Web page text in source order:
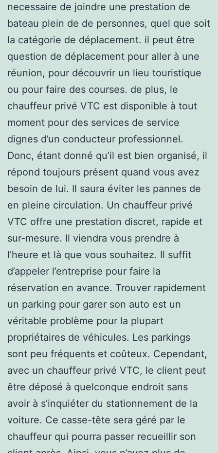
necessaire de joindre une prestation de
bateau plein de de personnes, quel que soit
la catégorie de déplacement. il peut être
question de déplacement pour aller à une
réunion, pour découvrir un lieu touristique
ou pour faire des courses. de plus, le
chauffeur privé VTC est disponible à tout
moment pour des services de service
dignes d’un conducteur professionnel.
Donc, étant donné qu’il est bien organisé, il
répond toujours présent quand vous avez
besoin de lui. Il saura éviter les pannes de
en pleine circulation. Un chauffeur privé
VTC offre une prestation discret, rapide et
sur-mesure. Il viendra vous prendre à
l’heure et là que vous souhaitez. Il suffit
d’appeler l’entreprise pour faire la
réservation en avance. Trouver rapidement
un parking pour garer son auto est un
véritable problème pour la plupart
propriétaires de véhicules. Les parkings
sont peu fréquents et coûteux. Cependant,
avec un chauffeur privé VTC, le client peut
être déposé à quelconque endroit sans
avoir à s’inquiéter du stationnement de la
voiture. Ce casse-tête sera géré par le
chauffeur qui pourra passer recueillir son